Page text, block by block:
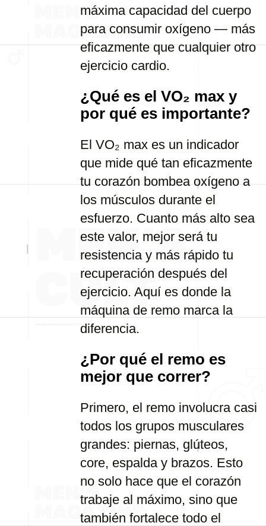
máxima capacidad del cuerpo
para consumir oxígeno — más
eficazmente que cualquier otro
ejercicio cardio.
¿Qué es el VO₂ max y
por qué es importante?
El VO₂ max es un indicador
que mide qué tan eficazmente
tu corazón bombea oxígeno a
los músculos durante el
esfuerzo. Cuanto más alto sea
este valor, mejor será tu
resistencia y más rápido tu
recuperación después del
ejercicio. Aquí es donde la
máquina de remo marca la
diferencia.
¿Por qué el remo es
mejor que correr?
Primero, el remo involucra casi
todos los grupos musculares
grandes: piernas, glúteos,
core, espalda y brazos. Esto
no solo hace que el corazón
trabaje al máximo, sino que
también fortalece todo el